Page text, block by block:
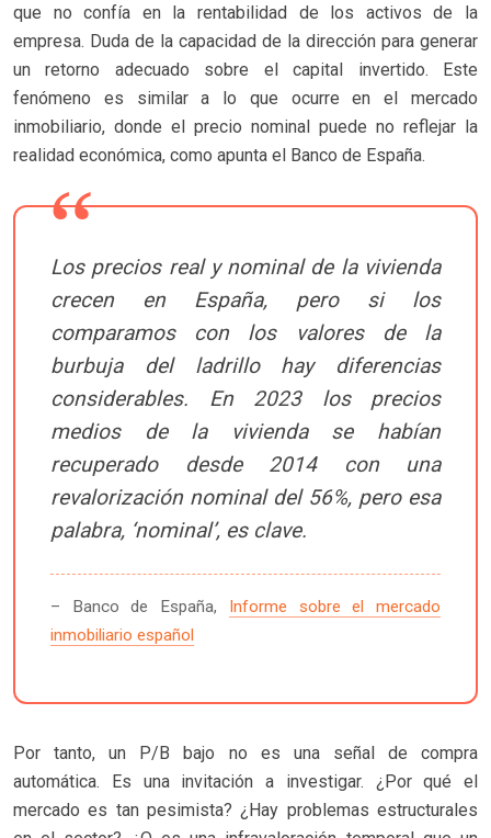
que no confía en la rentabilidad de los activos de la
empresa. Duda de la capacidad de la dirección para generar
un retorno adecuado sobre el capital invertido. Este
fenómeno es similar a lo que ocurre en el mercado
inmobiliario, donde el precio nominal puede no reflejar la
realidad económica, como apunta el Banco de España.
Los precios real y nominal de la vivienda
crecen en España, pero si los
comparamos con los valores de la
burbuja del ladrillo hay diferencias
considerables. En 2023 los precios
medios de la vivienda se habían
recuperado desde 2014 con una
revalorización nominal del 56%, pero esa
palabra, ‘nominal’, es clave.
– Banco de España, Informe sobre el mercado
inmobiliario español
Por tanto, un P/B bajo no es una señal de compra
automática. Es una invitación a investigar. ¿Por qué el
mercado es tan pesimista? ¿Hay problemas estructurales